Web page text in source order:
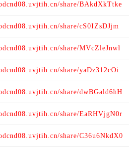
share/BAkdXkTtke
share/cS0IZsDJjm
share/MVcZleJnwl
share/yaDz312cOi
share/dwBGald6hH
share/EaRHVjgN0r
share/C36u6NkdX0